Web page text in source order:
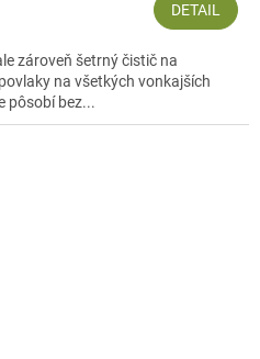
DETAIL
zároveň šetrný čistič na
na všetkých vonkajších
pôsobí bez...